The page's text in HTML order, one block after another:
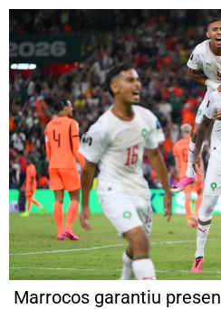
Marrocos garantiu